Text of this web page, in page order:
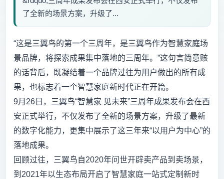
了全新的场景方案，升级了...
“这是三翼鸟的第一个三周年，是三翼鸟作为智慧家庭场
景品牌，将探索成果集中落地的三周年。”这句言简意赅
的话背后，既凝结着一个品牌过往为用户做出的所有成
果，也标志着一个智慧家庭新时代正在开篇。
9月26日，三翼鸟“智慧家 见未来”三周年成果发布会在西
安正式举行，不仅发布了全新的场景方案，升级了最新
的数字化能力，更集中展示了这三年来“以用户为中心”的
落地成果。
回顾过往，三翼鸟自2020年问世开辟卖产品到卖场景，
到2021年以生态布局开启了智慧家庭一站式定制新时